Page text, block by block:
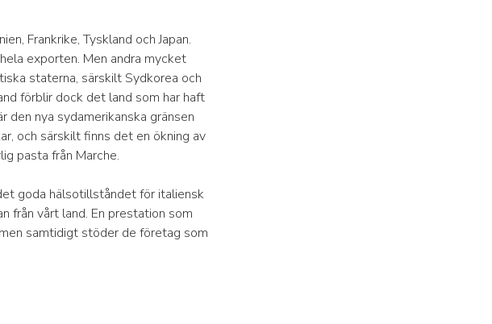
Frankrike, Tyskland och Japan.
exporten. Men andra mycket
staterna, särskilt Sydkorea och
förblir dock det land som har haft
nya sydamerikanska gränsen
och särskilt finns det en ökning av
pasta från Marche.
goda hälsotillståndet för italiensk
från vårt land. En prestation som
samtidigt stöder de företag som